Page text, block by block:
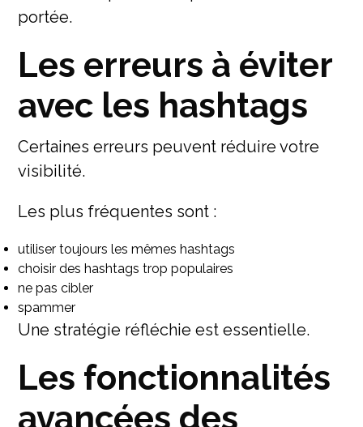
portée.
Les erreurs à éviter
avec les hashtags
Certaines erreurs peuvent réduire votre
visibilité.
Les plus fréquentes sont :
utiliser toujours les mêmes hashtags
choisir des hashtags trop populaires
ne pas cibler
spammer
Une stratégie réfléchie est essentielle.
Les fonctionnalités
avancées des